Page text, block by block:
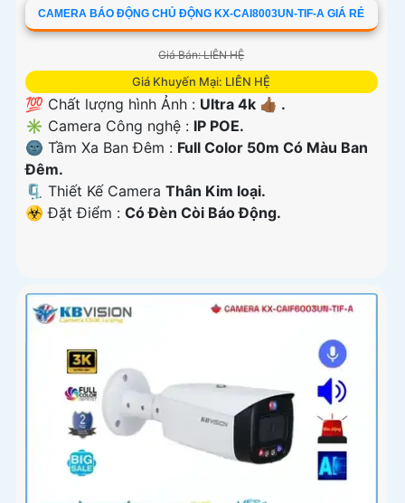
CAMERA BÁO ĐỘNG CHỦ ĐỘNG KX-CAI8003UN-TIF-A GIÁ RẺ
Giá Bán: LIÊN HỆ
Giá Khuyến Mại: LIÊN HỆ
💯 Chất lượng hình Ảnh : Ultra 4k 👍🏾 .
✳️ Camera Công nghệ : IP POE.
🌚 Tầm Xa Ban Đêm : Full Color 50m Có Màu Ban
Ðêm.
🗜️ Thiết Kế Camera Thân Kim loại.
️☣️ Đặt Điểm : Có Ðèn Còi Báo Động.